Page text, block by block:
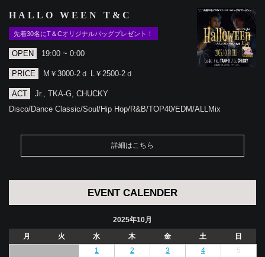
HALLO WEEN T&C
先着30名にT＆Cオリジナルバッグプレゼント！
OPEN 19:00 ~ 0:00
PRICE M￥3000-2ｄ L￥2500-2ｄ
ACT
Jr., TKA-G, CHUCKY
Disco/Dance Classic/Soul/Hip Hop/R&B/TOP40/EDM/ALLMix
詳細はこちら
EVENT CALENDER
2025年10月
月
火 水 木 金 土
日
1
2 3 4
5